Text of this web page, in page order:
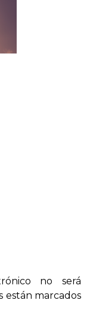
no será
están marcados